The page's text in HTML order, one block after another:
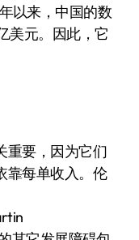
以来，中国的数
美元。因此，它
重要，因为它们
靠每单收入。伦